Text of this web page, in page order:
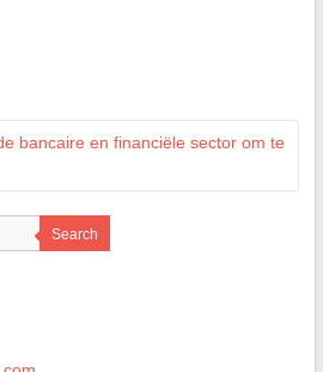
bancaire en financiële sector om te
Search